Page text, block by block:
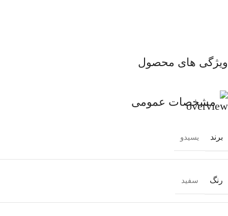
ویژگی های محصول
مشخصات عمومی
برند یسیدو
رنگ سفید